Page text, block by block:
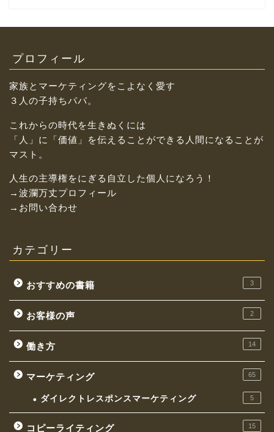
プロフィール
家族とマーケティングをこよなく愛す
３人の子持ちパパ。
これからの時代を生きぬくには
「人」に「価値」を伝えることができる人間になることが
マスト。
人生の主導権をにぎる自立した個人になろう！
→波瀾万丈プロフィール
→お問い合わせ
カテゴリー
おすすめの書籍 3
お客様の声 2
働き方 14
マーケティング 65
ダイレクトレスポンスマーケティング 5
コピーライティング 15